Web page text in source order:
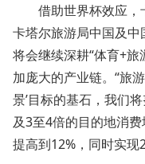
借助世界杯效应，卡
卡塔尔旅游局中国及
将会继续深耕“体育+
加庞大的产业链。“旅
景’目标的基石，我们
及3至4倍的目的地消
提高到12%，同时实现